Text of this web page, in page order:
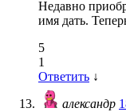
Недавно
имя дать.
5
1
Ответить ↓
александр